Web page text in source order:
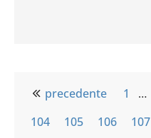
precedente 1 …
104
105 106 107